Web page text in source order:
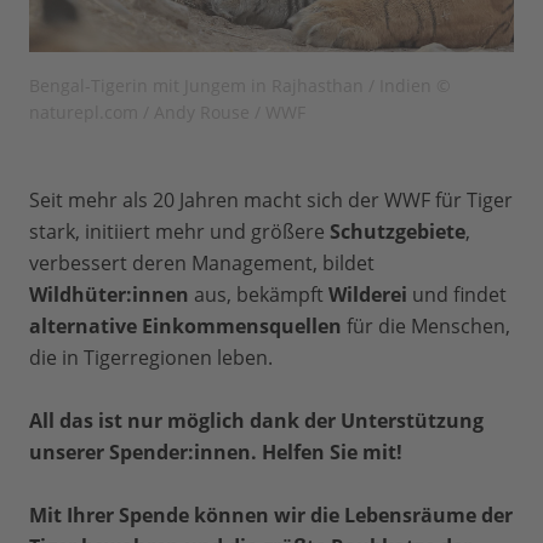
Seit mehr als 20 Jahren macht sich der WWF für Tiger
stark, initiiert mehr und größere Schutzgebiete,
verbessert deren Management, bildet
Wildhüter:innen aus, bekämpft Wilderei und findet
alternative Einkommensquellen für die Menschen,
die in Tigerregionen leben.
All das ist nur möglich dank der Unterstützung
unserer Spender:innen. Helfen Sie mit!
Mit Ihrer Spende können wir die Lebensräume der